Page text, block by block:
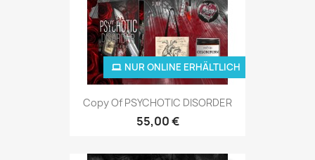
Copy Of PSYCHOTIC DISORDER
55,00 €
NUR ONLINE ERHÄLTLICH